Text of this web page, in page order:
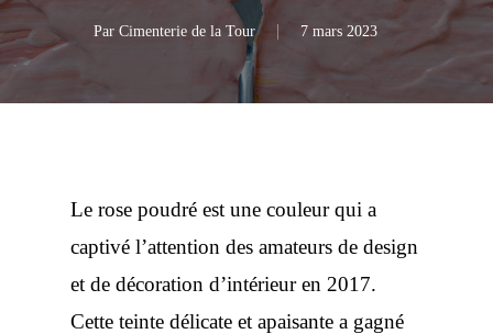
Par Cimenterie de la Tour 7 mars 2023
Le rose poudré est une couleur qui a
captivé l’attention des amateurs de design
et de décoration d’intérieur en 2017.
Cette teinte délicate et apaisante a gagné